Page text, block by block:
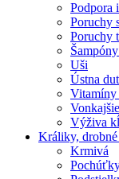
Podpora
Poruchy
Poruchy
Uši
Ústna
Vitamíny
Výživa
Králiky,
Krmivá